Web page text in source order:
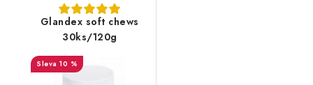
Glandex soft chews
30ks/120g
10 %